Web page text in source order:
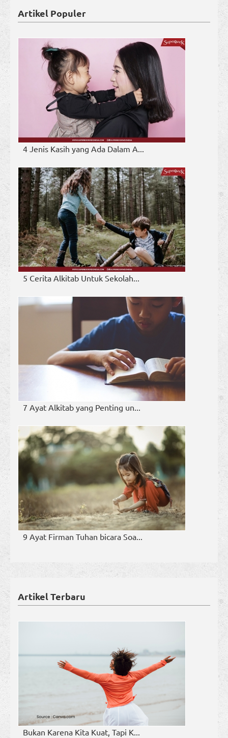
Artikel Populer
4 Jenis Kasih yang Ada Dalam A...
5 Cerita Alkitab Untuk Sekolah...
7 Ayat Alkitab yang Penting un...
9 Ayat Firman Tuhan bicara Soa...
Artikel Terbaru
Bukan Karena Kita Kuat, Tapi K...